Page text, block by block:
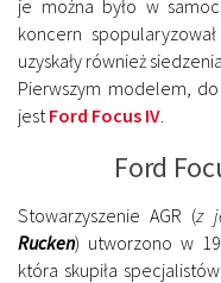
je można było w
koncern
uzyskały również
Pierwszym modelem,
jest Ford Focus IV
Ford
Stowarzyszenie AGR (z
Rucken) utworzono w
która skupiła